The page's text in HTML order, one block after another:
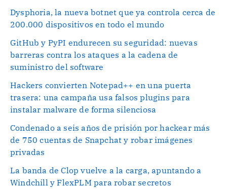
Dysphoria, la nueva botnet que ya controla cerca de
200.000 dispositivos en todo el mundo
GitHub y PyPI endurecen su seguridad: nuevas
barreras contra los ataques a la cadena de
suministro del software
Hackers convierten Notepad++ en una puerta
trasera: una campaña usa falsos plugins para
instalar malware de forma silenciosa
Condenado a seis años de prisión por hackear más
de 750 cuentas de Snapchat y robar imágenes
privadas
La banda de Clop vuelve a la carga, apuntando a
Windchill y FlexPLM para robar secretos